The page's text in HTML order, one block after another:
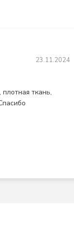
23.11.2024
ткань,